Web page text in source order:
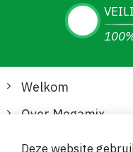
Welkom
Over Megamix
Informatie
Deze website